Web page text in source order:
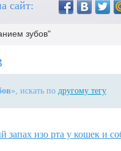
сайт:
зубов"
», искать по другому тегу
запах изо рта у кошек и